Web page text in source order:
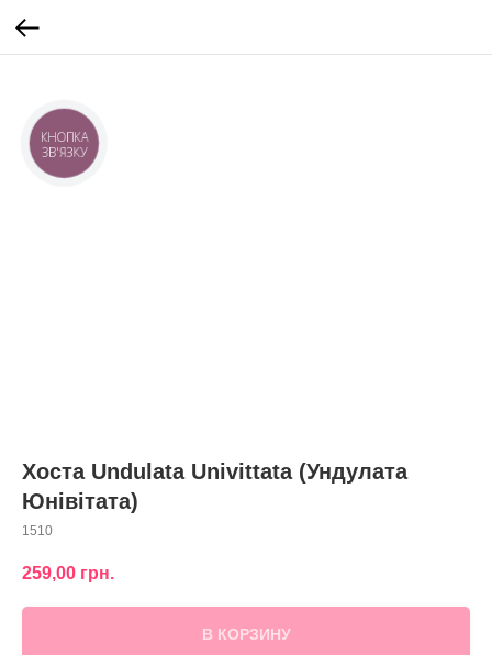
Хоста Undulata Univittata (Ундулата
Юнівітата)
1510
259,00 грн.
В КОРЗИНУ
КНОПКА
ЗВ'ЯЗКУ